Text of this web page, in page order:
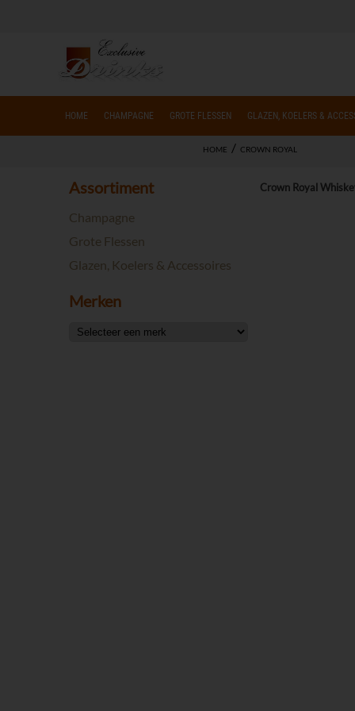
HOME CHAMPAGNE GROTE FLESSEN GLAZEN, KOELERS &
HOME / CROWN ROYAL
Assortiment
Champagne
Grote Flessen
Glazen, Koelers & Accessoires
Merken
Crown Royal